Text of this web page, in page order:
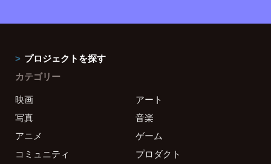
プロジェクトを探す
カテゴリー
映画
アート
写真
音楽
アニメ
ゲーム
コミュニティ
プロダクト